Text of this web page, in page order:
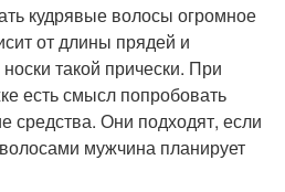
кудрявые волосы огромное
от длины прядей и
такой прически. При
есть смысл попробовать
средства. Они подходят, если
мужчина планирует